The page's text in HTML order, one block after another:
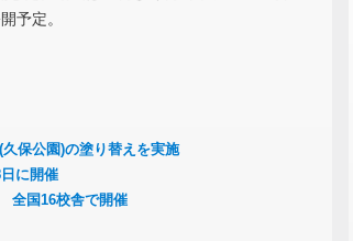
予定。
保公園)の塗り替えを実施
に開催
国16校舎で開催